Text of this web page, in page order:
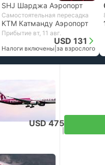
SHJ Шарджа Аэропорт
Самостоятельная пересадка
KTM Катманду Аэропорт
Прибытие вт, 11 авг.
USD 131
Налоги включены за взрослого
USD 475
Налоги